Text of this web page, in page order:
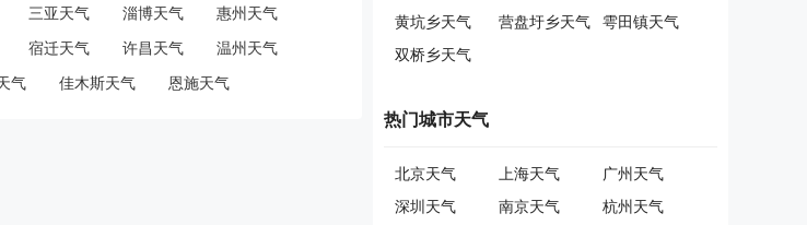
三亚天气 淄博天气 惠州天气
宿迁天气 许昌天气 温州天气
气 佳木斯天气 恩施天气
黄坑乡天气
营盘圩乡天气
雩田镇天气
双桥乡天气
热门城市天气
北京天气 上海天气
广州天气
深圳天气
南京天气
杭州天气